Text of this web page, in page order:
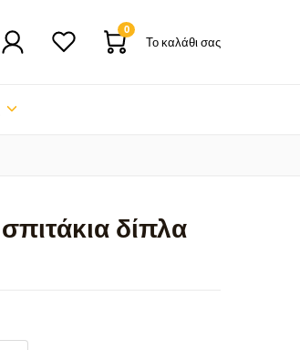
0
Το καλάθι σας
δίπλα